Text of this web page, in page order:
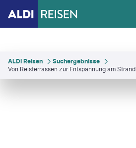
ALDI Reisen
Suchergebnisse
Von Reisterrassen zur Entspannung am Strand